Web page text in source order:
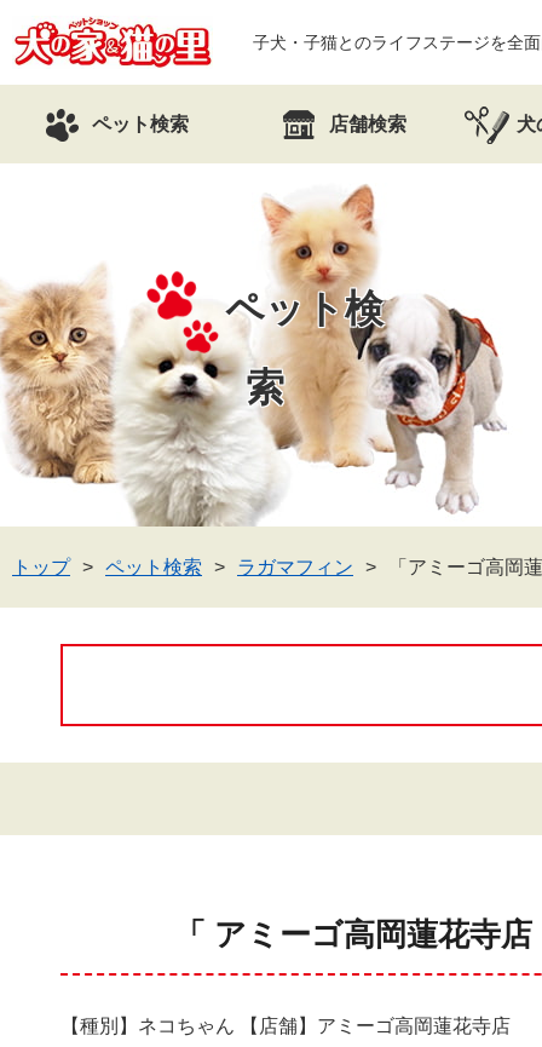
子犬・子猫とのライフステージを全
ペット検索 店舗検索 犬
ペット検
索
トップ ペット検索 ラガマフィン 「アミーゴ高岡
「 アミーゴ高岡蓮花寺
【種別】ネコちゃん 【店舗】アミーゴ高岡蓮花寺店